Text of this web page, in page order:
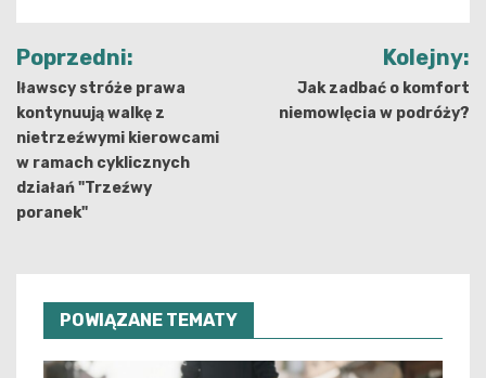
Nawigacja
wpisu
Poprzedni:
Iławscy stróże prawa
kontynuują walkę z
nietrzeźwymi kierowcami
w ramach cyklicznych
działań "Trzeźwy
poranek"
Kolejny:
Jak zadbać o komfort
niemowlęcia w podróży?
POWIĄZANE TEMATY